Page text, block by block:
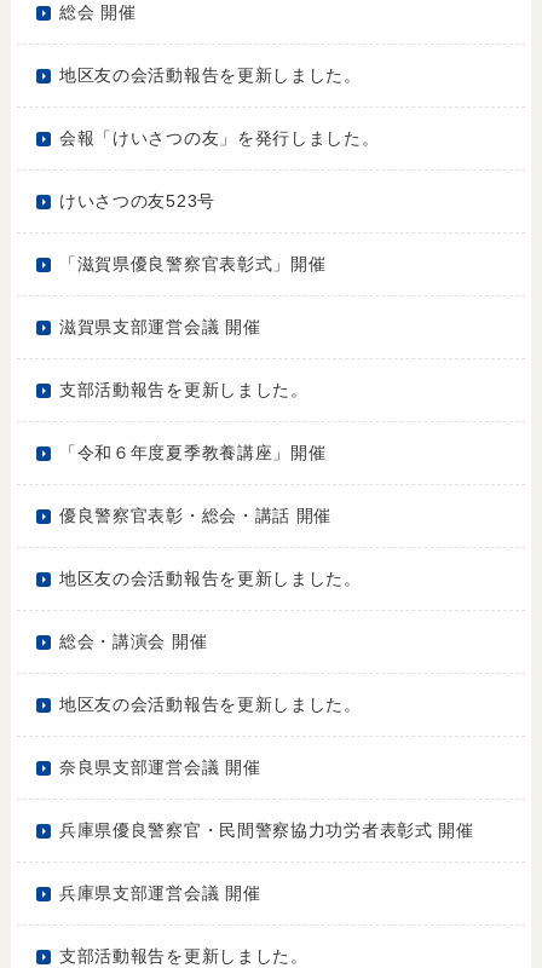
総会 開催
地区友の会活動報告を更新しました。
会報「けいさつの友」を発行しました。
けいさつの友523号
「滋賀県優良警察官表彰式」開催
滋賀県支部運営会議 開催
支部活動報告を更新しました。
「令和６年度夏季教養講座」開催
優良警察官表彰・総会・講話 開催
地区友の会活動報告を更新しました。
総会・講演会 開催
地区友の会活動報告を更新しました。
奈良県支部運営会議 開催
兵庫県優良警察官・民間警察協力功労者表彰式 開催
兵庫県支部運営会議 開催
支部活動報告を更新しました。